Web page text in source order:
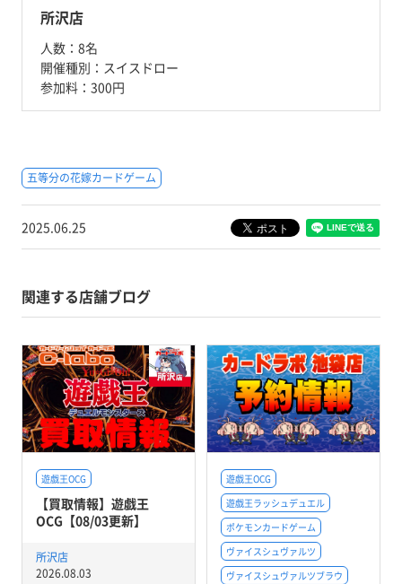
所沢店
人数： 8名
開催種別： スイスドロー
参加料： 300円
五等分の花嫁カードゲーム
2025.06.25
関連する店舗ブログ
遊戯王OCG
【買取情報】遊戯王
OCG【08/03更新】
所沢店
2026.08.03
遊戯王OCG
遊戯王ラッシュデュエル
ポケモンカードゲーム
ヴァイスシュヴァルツ
ヴァイスシュヴァルツブラウ